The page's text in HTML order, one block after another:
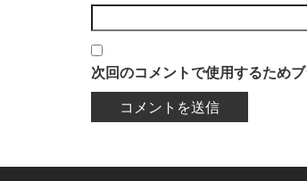
次回のコメントで使用するため